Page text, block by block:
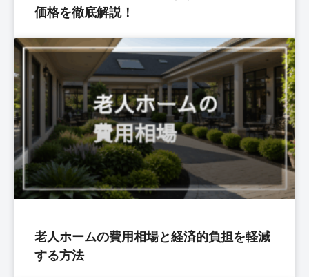
価格を徹底解説！
老人ホームの費用相場と経済的負担を軽減
する方法